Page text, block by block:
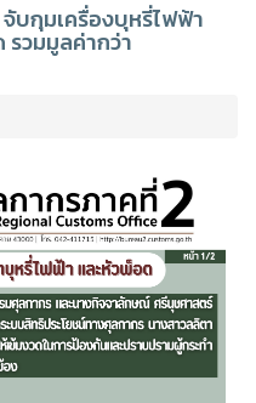
บกุมเครื่องบุหรี่ไฟฟ้า
วมมูลค่ากว่า